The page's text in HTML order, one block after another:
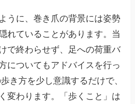
うに、巻き爪の背景には姿勢
れていることがあります。当
で終わらせず、足への荷重バ
についてもアドバイスを行っ
き方を少し意識するだけで、
変わります。「歩くこと」は